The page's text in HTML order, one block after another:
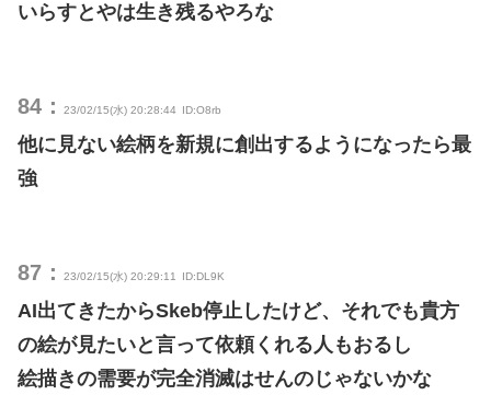
いらすとやは生き残るやろな
84： 23/02/15(水) 20:28:44 ID:O8rb
他に見ない絵柄を新規に創出するようになったら最
強
87： 23/02/15(水) 20:29:11 ID:DL9K
AI出てきたからSkeb停止したけど、それでも貴方
の絵が見たいと言って依頼くれる人もおるし
絵描きの需要が完全消滅はせんのじゃないかな